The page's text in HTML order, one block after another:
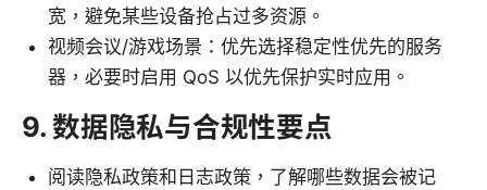
宽，避免某些设备抢占过多资源。
视频会议/游戏场景：优先选择稳定性优先的服务
器，必要时启用 QoS 以优先保护实时应用。
9. 数据隐私与合规性要点
阅读隐私政策和日志政策，了解哪些数据会被记